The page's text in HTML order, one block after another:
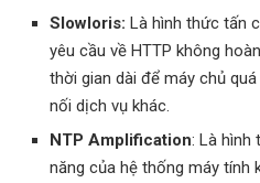
Slowloris: Là hình thức tấn
yêu cầu về HTTP không
thời gian dài để máy chủ
nối dịch vụ khác.
NTP Amplification: Là hình
năng của hệ thống máy tính